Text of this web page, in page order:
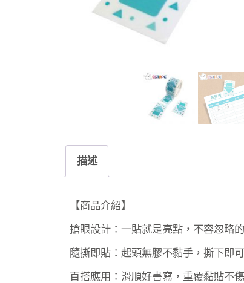
描述
【商品介紹】
搶眼設計：一貼就是亮點，不容忽略
隨撕即貼：起頭無膠不黏手，撕下即
百搭應用：滑順好書寫，重覆黏貼不